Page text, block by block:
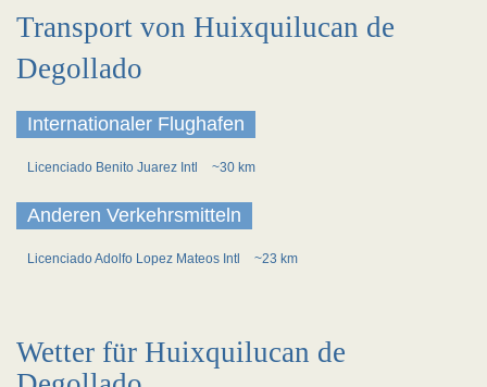
Transport von Huixquilucan de
Degollado
Internationaler Flughafen
Licenciado Benito Juarez Intl ~30 km
Anderen Verkehrsmitteln
Licenciado Adolfo Lopez Mateos Intl ~23 km
Wetter für Huixquilucan de